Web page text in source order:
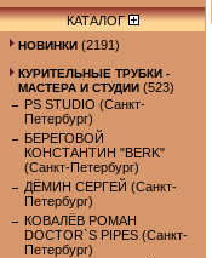
КАТАЛОГ
НОВИНКИ (2191)
КУРИТЕЛЬНЫЕ ТРУБКИ -
МАСТЕРА И СТУДИИ (523)
PS STUDIO (Санкт-
Петербург)
БЕРЕГОВОЙ
КОНСТАНТИН "BERK"
(Санкт-Петербург)
ДЁМИН СЕРГЕЙ (Санкт-
Петербург)
КОВАЛЁВ РОМАН
DOCTOR`S PIPES (Санкт-
Петербург)